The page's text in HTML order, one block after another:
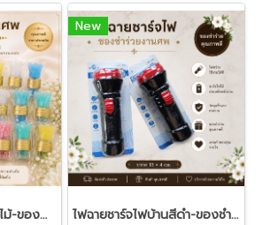
พิมเสนน้ำ3ccฝาดอกไม้-ของชำร่วยงานศพ
New
ไฟฉายชาร์จไฟบ้านสีดำ-ของชำร่วยงานศพ